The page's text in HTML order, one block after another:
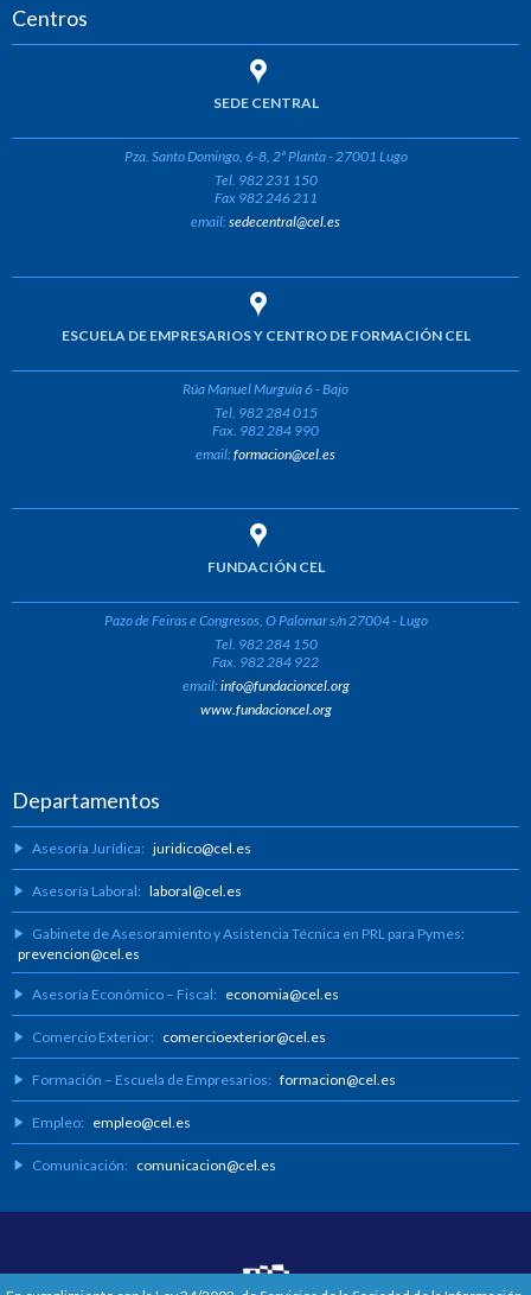
Centros
SEDE CENTRAL
Pza. Santo Domingo, 6-8, 2ª Planta - 27001 Lugo
Tel. 982 231 150
Fax 982 246 211
email:sedecentral@cel.es
ESCUELA DE EMPRESARIOS Y CENTRO DE FORMACIÓN CEL
Rúa Manuel Murguía 6 - Bajo
Tel. 982 284 015
Fax. 982 284 990
email:formacion@cel.es
FUNDACIÓN CEL
Pazo de Feiras e Congresos, O Palomar s/n 27004 - Lugo
Tel. 982 284 150
Fax. 982 284 922
email:info@fundacioncel.org
www.fundacioncel.org
Departamentos
Asesoría Jurídica: juridico@cel.es
Asesoría Laboral: laboral@cel.es
Gabinete de Asesoramiento y Asistencia Técnica en PRL para Pymes:
prevencion@cel.es
Asesoría Económico – Fiscal: economia@cel.es
Comercio Exterior: comercioexterior@cel.es
Formación – Escuela de Empresarios: formacion@cel.es
Empleo: empleo@cel.es
Comunicación: comunicacion@cel.es